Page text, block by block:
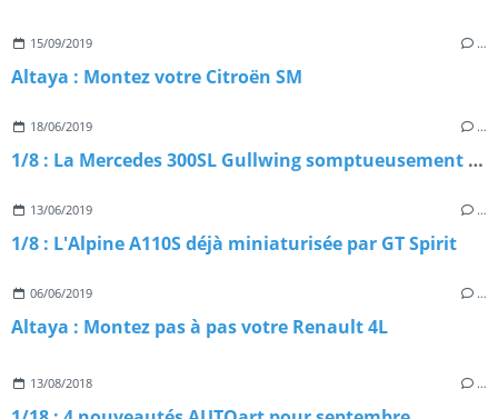
15/09/2019 …
Altaya : Montez votre Citroën SM
18/06/2019 …
1/8 : La Mercedes 300SL Gullwing somptueusement reproduite par Amalgam
13/06/2019 …
1/8 : L'Alpine A110S déjà miniaturisée par GT Spirit
06/06/2019 …
Altaya : Montez pas à pas votre Renault 4L
13/08/2018 …